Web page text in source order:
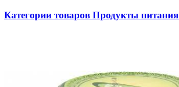
Категории товаров Продукты питания